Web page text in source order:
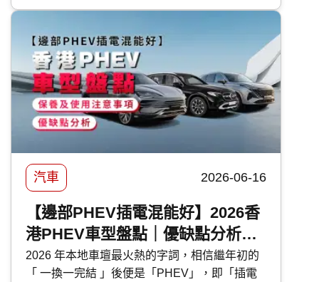
如果不及時打理保護，隨時會對車漆造成不可逆
選汽車打蠟。然而，坊間的汽車蠟種類繁多，價
錢由 DIY 的百多元，到汽車美容店的幾千元不
等，到底該如何選擇？傳統打蠟與近年流行的
汽車鍍膜 又有甚麼分別？ 快而保 為你一文看清
汽車打蠟的好處、種類、價錢比較及常見問題，
助你選出最適合愛車的護理方案！
汽車 2026-06-16
【邊部PHEV插電混能好】2026香
港PHEV車型盤點｜優缺點分析｜
保養及使用注意事項
2026 年本地車壇最火熱的字詞，相信繼年初的
「 一換一完結 」後便是「PHEV」，即「插電